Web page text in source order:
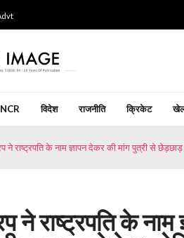
NCR विदेश राजनीति क्रिकेट
ने राष्ट्रपति के नाम ज्ञापन देकर की मांग पुत्री से
ने राष्ट्रपति के